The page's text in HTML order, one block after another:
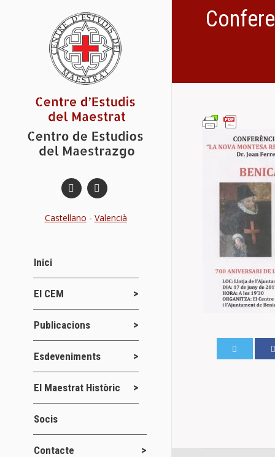
Castellano - Valencià
Inici
El CEM
Publicacions
Esdeveniments
El Maestrat Històric
Socis
Contacte